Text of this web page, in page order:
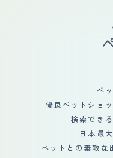
す。人や犬への威嚇
ころからなかったので
【総評】 ミックス犬
のかが予想しにくい
レーニングできるか
ーに聞いたりしなが
です。迎え入れてか
より、犬連れで出か
なり、家族のコミュニ
ましたが、お迎えをし
後ろに少し巻き毛の
ングサロンでお願いし
は朝夜2回、そのとき
いている。抜け毛は
ーズとトイプードル
ころ。 また、個体差
イプードルよりの子
ので「うちの子」感
のように甘えん坊だ
で躾もしやすい。 マ
ペ
優良ペットショ
検索でき
日本最
ペットとの素敵な